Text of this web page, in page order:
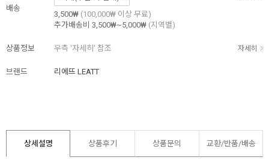
배송
3,500₩ (100,000₩ 이상 무료)
추가배송비 3,500₩~5,000₩ (지역별)
상품정보 우측 '자세히' 참조 자세히
브랜드 리에뜨 LEATT
상세설명 상품후기 상품문의 교환/반품/배송